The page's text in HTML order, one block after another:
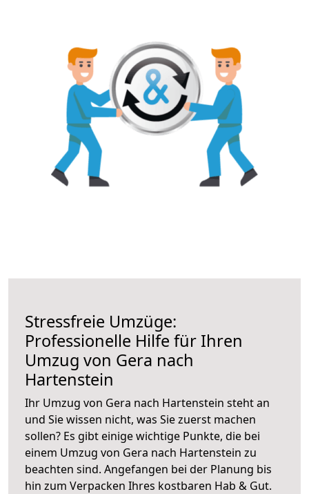
Stressfreie Umzüge:
Professionelle Hilfe für Ihren
Umzug von Gera nach
Hartenstein
Ihr Umzug von Gera nach Hartenstein steht an
und Sie wissen nicht, was Sie zuerst machen
sollen? Es gibt einige wichtige Punkte, die bei
einem Umzug von Gera nach Hartenstein zu
beachten sind. Angefangen bei der Planung bis
hin zum Verpacken Ihres kostbaren Hab & Gut.